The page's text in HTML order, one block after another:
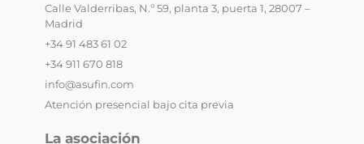
Calle Valderribas, N.º 59, planta 3, puerta 1, 28007 –
Madrid
+34 91 483 61 02
+34 911 670 818
info@asufin.com
Atención presencial bajo cita previa
La asociación